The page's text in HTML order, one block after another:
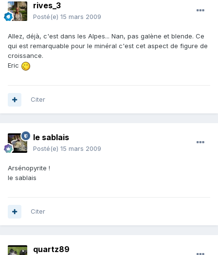
rives_3
Posté(e) 15 mars 2009
Allez, déjà, c'est dans les Alpes... Nan, pas galène et blende. Ce
qui est remarquable pour le minéral c'est cet aspect de figure de
croissance.
Eric
Citer
le sablais
Posté(e) 15 mars 2009
Arsénopyrite !
le sablais
Citer
quartz89